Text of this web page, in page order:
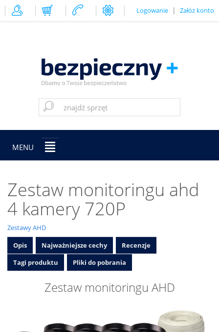
Logowanie | Załóż konto
MENU
Zestaw monitoringu ahd
4 kamery 720P
Zestawy AHD
Opis
Najważniejsze cechy
Recenzje
Tagi produktu
Pliki do pobrania
Zestaw monitoringu AHD